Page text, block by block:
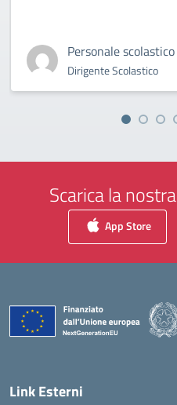
Personale scolastico
Dirigente Scolastico
Scarica la
App Store
Link Esterni